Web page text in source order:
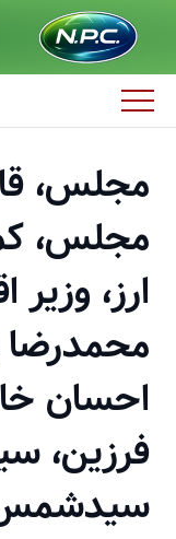
مجلس،
مجلس،
ارز،
محمدرضا
احسان
فرزین،
سیدشمس